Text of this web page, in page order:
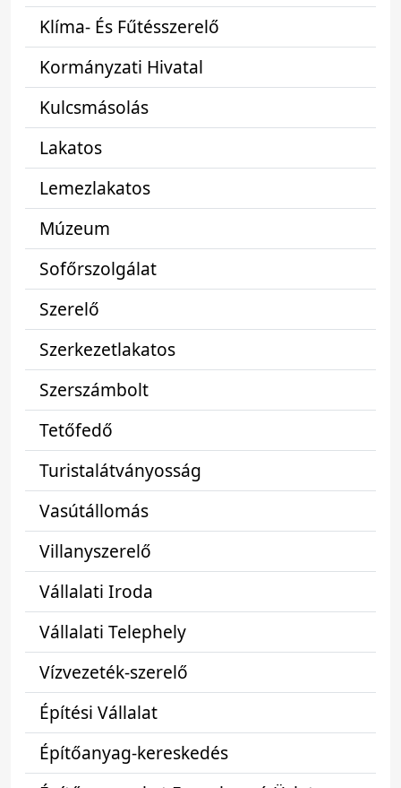
Klíma- És Fűtésszerelő
Kormányzati Hivatal
Kulcsmásolás
Lakatos
Lemezlakatos
Múzeum
Sofőrszolgálat
Szerelő
Szerkezetlakatos
Szerszámbolt
Tetőfedő
Turistalátványosság
Vasútállomás
Villanyszerelő
Vállalati Iroda
Vállalati Telephely
Vízvezeték-szerelő
Építési Vállalat
Építőanyag-kereskedés